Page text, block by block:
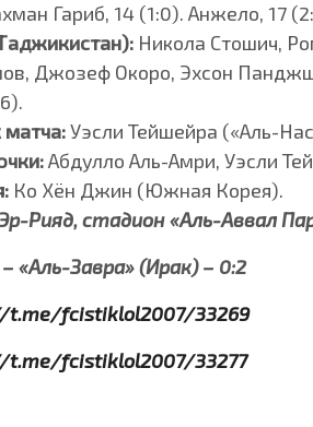
Гариб, 14 (1:0). Анжело, 17
Никола Стошич,
Джозеф Окоро, Эхсон
Уэсли Тейшейра («Аль-
Абдулло Аль-Амри, Уэсли
Ко Хён Джин (Южная Корея).
Рияд, стадион «Аль-Аввал
«Аль-Завра» (Ирак) – 0:2
fcistiklol2007/33269
fcistiklol2007/33277